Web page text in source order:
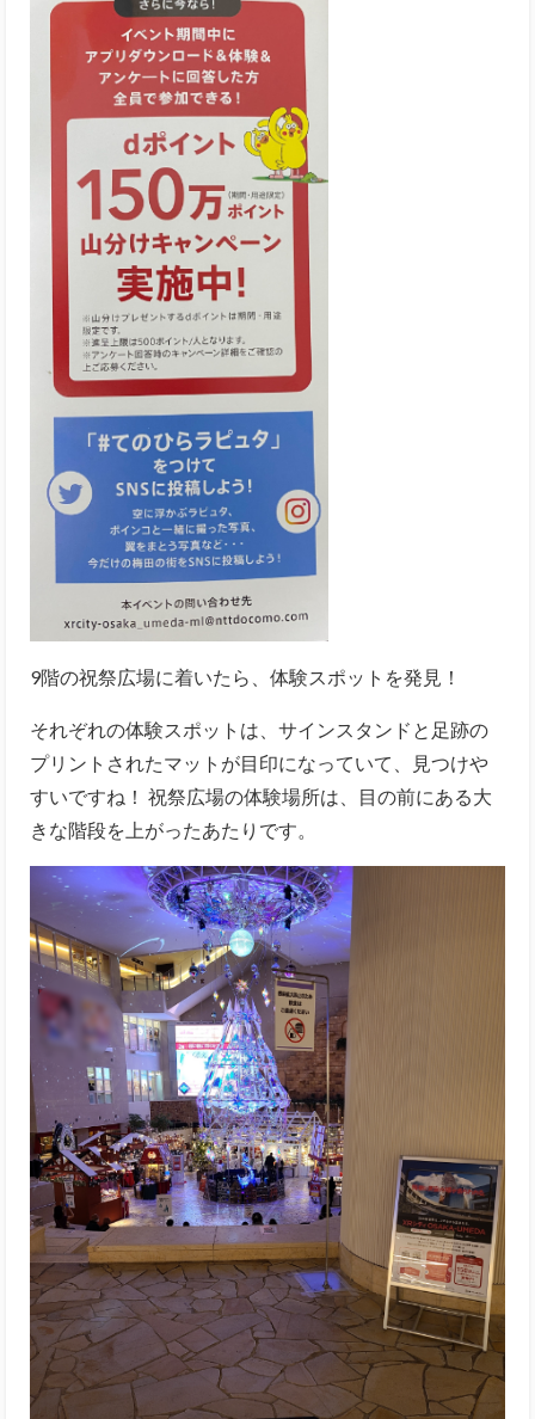
9階の祝祭広場に着いたら、体験スポットを発見！
それぞれの体験スポットは、サインスタンドと足跡の
プリントされたマットが目印になっていて、見つけや
すいですね！ 祝祭広場の体験場所は、目の前にある大
きな階段を上がったあたりです。